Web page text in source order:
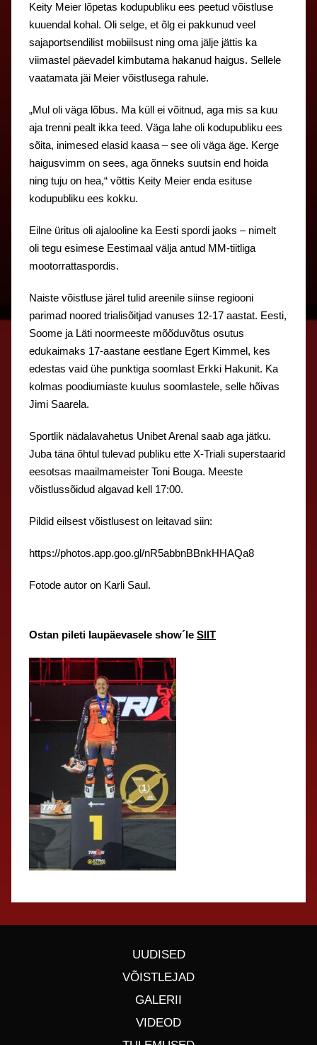
Keity Meier lõpetas kodupubliku ees peetud võistluse
kuuendal kohal. Oli selge, et õlg ei pakkunud veel
sajaportsendilist mobiilsust ning oma jälje jättis ka
viimastel päevadel kimbutama hakanud haigus. Sellele
vaatamata jäi Meier võistlusega rahule.
„Mul oli väga lõbus. Ma küll ei võitnud, aga mis sa kuu
aja trenni pealt ikka teed. Väga lahe oli kodupubliku ees
sõita, inimesed elasid kaasa – see oli väga äge. Kerge
haigusvimm on sees, aga õnneks suutsin end hoida
ning tuju on hea,“ võttis Keity Meier enda esituse
kodupubliku ees kokku.
Eilne üritus oli ajalooline ka Eesti spordi jaoks – nimelt
oli tegu esimese Eestimaal välja antud MM-tiitliga
mootorrattaspordis.
Naiste võistluse järel tulid areenile siinse regiooni
parimad noored trialisõitjad vanuses 12-17 aastat. Eesti,
Soome ja Läti noormeeste mõõduvõtus osutus
edukaimaks 17-aastane eestlane Egert Kimmel, kes
edestas vaid ühe punktiga soomlast Erkki Hakunit. Ka
kolmas poodiumiaste kuulus soomlastele, selle hõivas
Jimi Saarela.
Sportlik nädalavahetus Unibet Arenal saab aga jätku.
Juba täna õhtul tulevad publiku ette X-Triali superstaarid
eesotsas maailmameister Toni Bouga. Meeste
võistlussõidud algavad kell 17:00.
Pildid eilsest võistlusest on leitavad siin:
https://photos.app.goo.gl/nR5abbnBBnkHHAQa8
Fotode autor on Karli Saul.
Ostan pileti laupäevasele show´le SIIT
UUDISED
VÕISTLEJAD
GALERII
VIDEOD